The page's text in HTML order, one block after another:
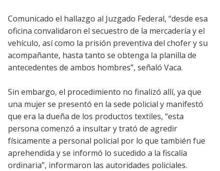
Comunicado el hallazgo al Juzgado Federal, “desde esa
oficina convalidaron el secuestro de la mercadería y el
vehículo, así como la prisión preventiva del chofer y su
acompañante, hasta tanto se obtenga la planilla de
antecedentes de ambos hombres”, señaló Vaca.
Sin embargo, el procedimiento no finalizó allí, ya que
una mujer se presentó en la sede policial y manifestó
que era la dueña de los productos textiles, “esta
persona comenzó a insultar y trató de agredir
físicamente a personal policial por lo que también fue
aprehendida y se informó lo sucedido a la fiscalía
ordinaria”, informaron las autoridades policiales.